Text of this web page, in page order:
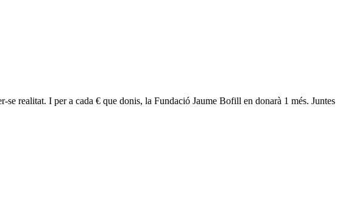
realitat. I per a cada € que donis, la Fundació Jaume Bofill en donarà 1 més. Juntes